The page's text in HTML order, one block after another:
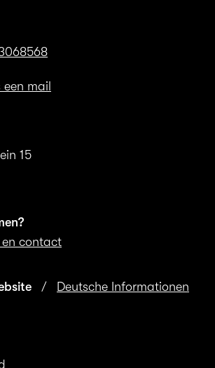
een mail
15
contact
/ Deutsche Informationen